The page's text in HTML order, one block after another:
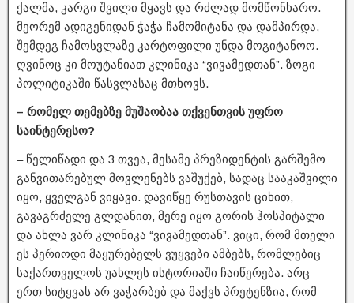
ქალმა, კარგი შვილი მყავს და რძლად მომწონხარო.
მეორემ ადიგენიდან ჭაჭა ჩამომიტანა და დამპირდა,
შემდეგ ჩამოსვლაზე კარტოფილი უნდა მოგიტანოო.
ღვინოც კი მოუტანიათ კლინიკა “ვივამედთან”. ზოგი
პოლიტიკაში წასვლასაც მთხოვს.
– რომელ თემებზე მუშაობაა თქვენთვის უფრო
საინტერესო?
– წელიწადი და 3 თვეა, მესამე პრეზიდენტის გარშემო
განვითარებულ მოვლენებს ვაშუქებ, სადაც სააკაშვილი
იყო, ყველგან ვიყავი. დავიწყე რუსთავის ციხით,
გავაგრძელე გლდანით, მერე იყო გორის ჰოსპიტალი
და ახლა ვარ კლინიკა “ვივამედთან”. ვიცი, რომ მთელი
ეს პერიოდი მაყურებელს ვუყვები ამბებს, რომლებიც
საქართველოს უახლეს ისტორიაში ჩაიწერება. არც
ერთ სიტყვას არ ვაჭარბებ და მაქვს პრეტენზია, რომ